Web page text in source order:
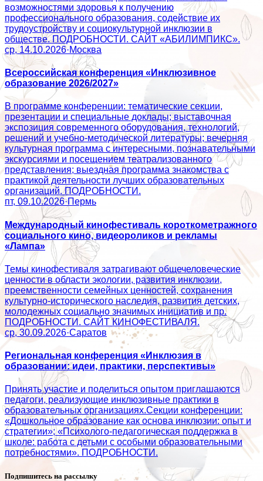
возможностями здоровья к получению
профессионального образования, содействие их
трудоустройству и социокультурной инклюзии в
обществе. ПОДРОБНОСТИ. САЙТ «АБИЛИМПИКС».
ср, 14.10.2026·Москва
Всероссийская конференция «Инклюзивное
образование 2026/2027»
В программе конференции: тематические секции,
презентации и специальные доклады; выставочная
экспозиция современного оборудования, технологий,
решений и учебно-методической литературы; вечерняя
культурная программа с интересными, познавательными
экскурсиями и посещением театрализованного
представления; выездная программа знакомства с
практикой деятельности лучших образовательных
организаций. ПОДРОБНОСТИ.
пт, 09.10.2026·Пермь
Международный кинофестиваль короткометражного
социального кино, видеороликов и рекламы
«Лампа»
Темы кинофестиваля затрагивают общечеловеческие
ценности в области экологии, развития инклюзии,
преемственности семейных ценностей, сохранения
культурно-исторического наследия, развития детских,
молодежных социально значимых инициатив и пр.
ПОДРОБНОСТИ. САЙТ КИНОФЕСТИВАЛЯ.
ср, 30.09.2026·Саратов
Региональная конференция «Инклюзия в
образовании: идеи, практики, перспективы»
Принять участие и поделиться опытом приглашаются
педагоги, реализующие инклюзивные практики в
образовательных организациях.Секции конференции:
«Дошкольное образование как основа инклюзии: опыт и
стратегии»; «Психолого‑педагогическая поддержка в
школе: работа с детьми с особыми образовательными
потребностями». ПОДРОБНОСТИ.
Подпишитесь на рассылку